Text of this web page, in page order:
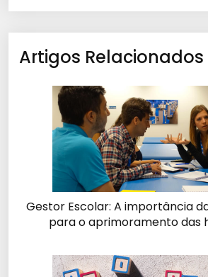
Artigos Relacionados
Gestor Escolar: A importância
para o aprimoramento das